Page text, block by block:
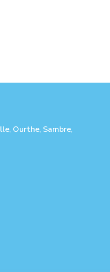
, Ourthe, Sambre,